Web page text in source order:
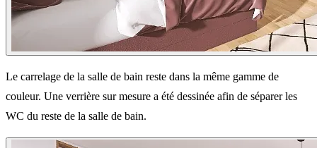
Le carrelage de la salle de bain reste dans la même gamme de
couleur. Une verrière sur mesure a été dessinée afin de séparer les
WC du reste de la salle de bain.